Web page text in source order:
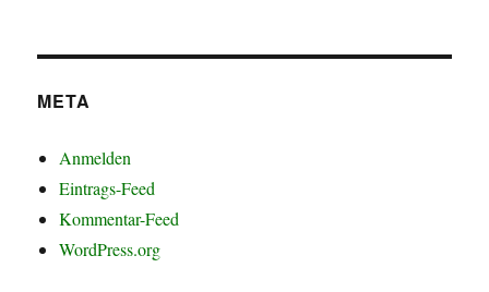
META
Anmelden
Eintrags-Feed
Kommentar-Feed
WordPress.org